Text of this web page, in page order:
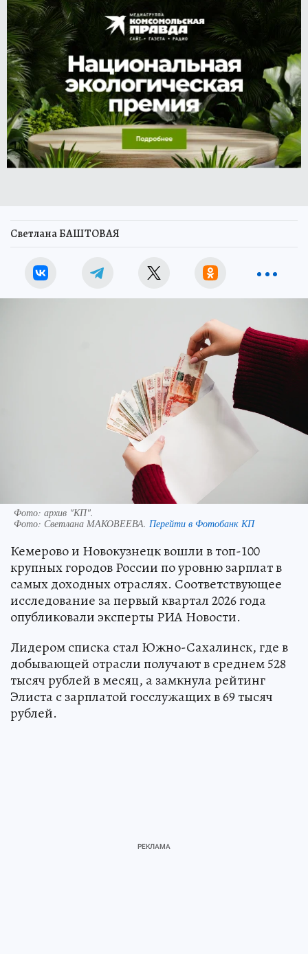
Светлана БАШТОВАЯ
Фото: архив "КП".
Фото: Светлана МАКОВЕЕВА. Перейти в Фотобанк КП
Кемерово и Новокузнецк вошли в топ-100
крупных городов России по уровню зарплат в
самых доходных отраслях. Соответствующее
исследование за первый квартал 2026 года
опубликовали эксперты РИА Новости.
Лидером списка стал Южно-Сахалинск, где в
добывающей отрасли получают в среднем 528
тысяч рублей в месяц, а замкнула рейтинг
Элиста с зарплатой госслужащих в 69 тысяч
рублей.